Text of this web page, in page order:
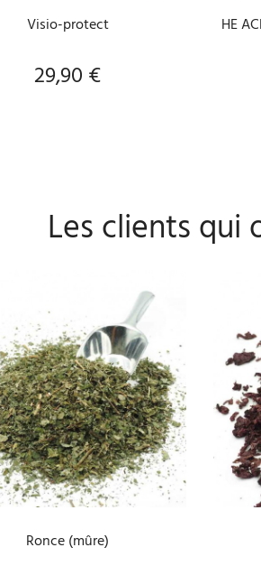
Visio-protect
Prix
29,90 €
HE
Les clients qui
AJOUTER AU PANIER
Ronce (mûre)